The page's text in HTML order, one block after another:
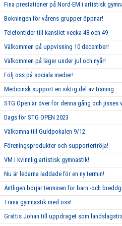
Fina prestationer på Nord-EM i artistisk
Bokningen för vårens grupper öppnar!
Telefontider till kansliet vecka 48 och 49
Välkommen på uppvisning 10 december!
Välkommen på läger under jul och nyår!
Följ oss på sociala medier!
Medicinsk support en viktig del av träning
STG Open är över för denna gång och jisses
Dags för STG OPEN 2023
Välkomna till Guldpokalen 9/12
Föreningsprodukter och supportertröja!
VM i kvinnlig artistisk gymnastik!
Nu är ledarna laddade för en ny termin!
Äntligen börjar terminen för barn -och
Träna gymnastik med oss!
Grattis Johan till uppdraget som